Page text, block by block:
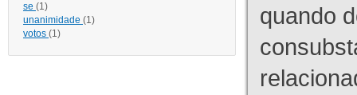
se (1)
unanimidade (1)
votos (1)
quando